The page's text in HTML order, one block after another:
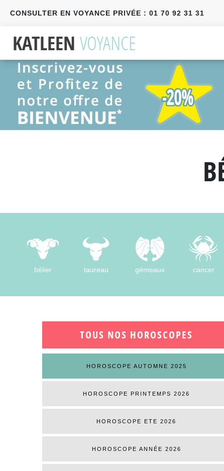
CONSULTER EN VOYANCE PRIVÉE : 01 70 92 31 31
bélier taureau gémeaux cancer
TOUS NOS HOROSCOPES
HOROSCOPE AUTOMNE 2025
HOROSCOPE PRINTEMPS 2026
HOROSCOPE ETE 2026
HOROSCOPE ANNÉE 2026